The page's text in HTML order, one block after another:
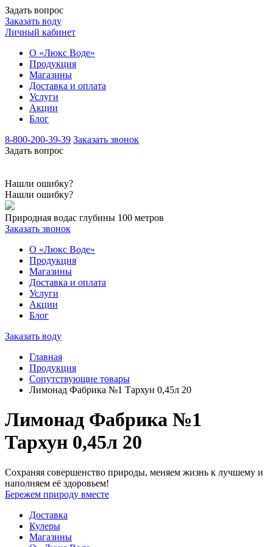
Задать вопрос
Заказать воду
Личный кабинет
О «Люкс Воде»
Продукция
Магазины
Доставка и оплата
Услуги
Акции
Блог
8-800-200-39-39 Заказать звонок
Задать вопрос
Нашли ошибку?
Нашли ошибку?
Природная водас глубины 100 метров
Заказать звонок
О «Люкс Воде»
Продукция
Магазины
Доставка и оплата
Услуги
Акции
Блог
Заказать воду
Главная
Продукция
Сопутствующие товары
Лимонад Фабрика №1 Тархун 0,45л 20
Лимонад Фабрика №1
Тархун 0,45л 20
Сохраняя совершенство природы, меняем жизнь к лучшему и
наполняем её здоровьем!
Бережем природу вместе
Доставка
Кулеры
Магазины